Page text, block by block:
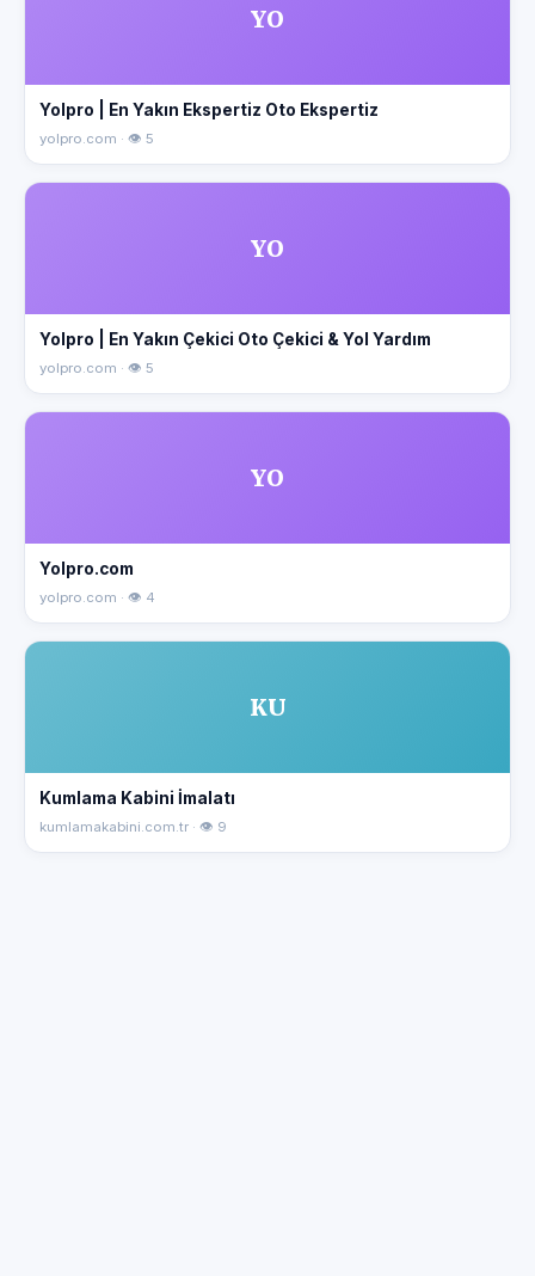
YO
Yolpro | En Yakın Ekspertiz Oto Ekspertiz
yolpro.com · 👁 5
YO
Yolpro | En Yakın Çekici Oto Çekici & Yol Yardım
yolpro.com · 👁 5
YO
Yolpro.com
yolpro.com · 👁 4
KU
Kumlama Kabini İmalatı
kumlamakabini.com.tr · 👁 9